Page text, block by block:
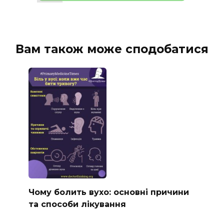
Вам також може сподобатися
Чому болить вухо: основні причини
та способи лікування